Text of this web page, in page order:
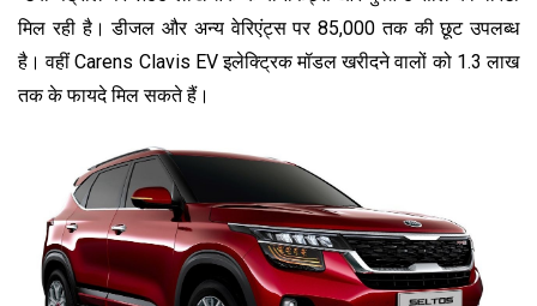
मिल रही है। डीजल और अन्य वेरिएंट्स पर ₹85,000 तक की छूट उपलब्ध
है। वहीं Carens Clavis EV इलेक्ट्रिक मॉडल खरीदने वालों को ₹1.3 लाख
तक के फायदे मिल सकते हैं।